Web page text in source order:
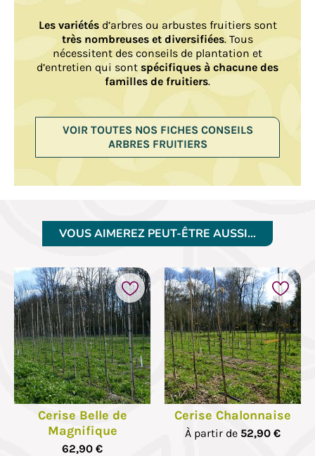
Les variétésd’arbres ou arbustes fruitiers sont
très nombreuses et diversifiées. Tous
nécessitent des conseils de plantation et
d’entretien qui sont spécifiques à chacune des
familles de fruitiers.
VOIR TOUTES NOS FICHES CONSEILS
ARBRES FRUITIERS
VOUS AIMEREZ PEUT-ÊTRE AUSSI…
Cerise Belle de
Magnifique
62,90 €
Cerise Chalonnaise
À partir de 52,90 €